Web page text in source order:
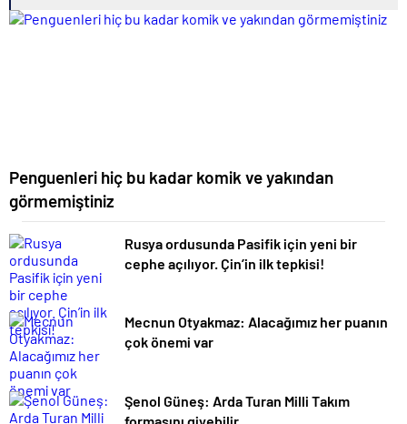
Penguenleri hiç bu kadar komik ve yakından
görmemiştiniz
Rusya ordusunda Pasifik için yeni bir
cephe açılıyor. Çin’in ilk tepkisi!
Mecnun Otyakmaz: Alacağımız her puanın
çok önemi var
Şenol Güneş: Arda Turan Milli Takım
formasını giyebilir